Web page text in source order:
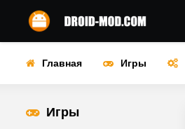
Главная Игры
Игры